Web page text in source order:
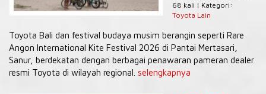
68 kali | Kategori:
Toyota Lain
Toyota Bali dan festival budaya musim berangin seperti Rare
Angon International Kite Festival 2026 di Pantai Mertasari,
Sanur, berdekatan dengan berbagai penawaran pameran dealer
resmi Toyota di wilayah regional. selengkapnya